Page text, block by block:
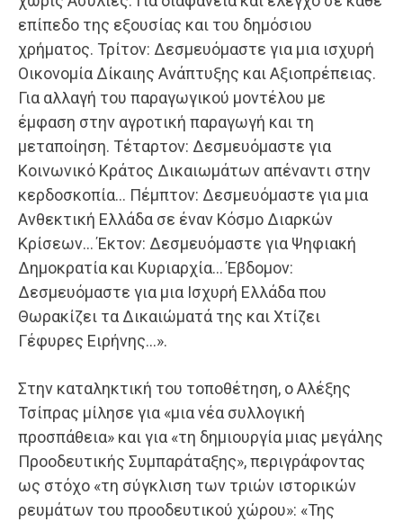
επίπεδο της εξουσίας και του δημόσιου
χρήματος. Τρίτον: Δεσμευόμαστε για μια ισχυρή
Οικονομία Δίκαιης Ανάπτυξης και Αξιοπρέπειας.
Για αλλαγή του παραγωγικού μοντέλου με
έμφαση στην αγροτική παραγωγή και τη
μεταποίηση. Τέταρτον: Δεσμευόμαστε για
Κοινωνικό Κράτος Δικαιωμάτων απέναντι στην
κερδοσκοπία… Πέμπτον: Δεσμευόμαστε για μια
Ανθεκτική Ελλάδα σε έναν Κόσμο Διαρκών
Κρίσεων… Έκτον: Δεσμευόμαστε για Ψηφιακή
Δημοκρατία και Κυριαρχία… Έβδομον:
Δεσμευόμαστε για μια Ισχυρή Ελλάδα που
Θωρακίζει τα Δικαιώματά της και Χτίζει
Γέφυρες Ειρήνης…».
Στην καταληκτική του τοποθέτηση, ο Αλέξης
Τσίπρας μίλησε για «μια νέα συλλογική
προσπάθεια» και για «τη δημιουργία μιας μεγάλης
Προοδευτικής Συμπαράταξης», περιγράφοντας
ως στόχο «τη σύγκλιση των τριών ιστορικών
ρευμάτων του προοδευτικού χώρου»: «Της